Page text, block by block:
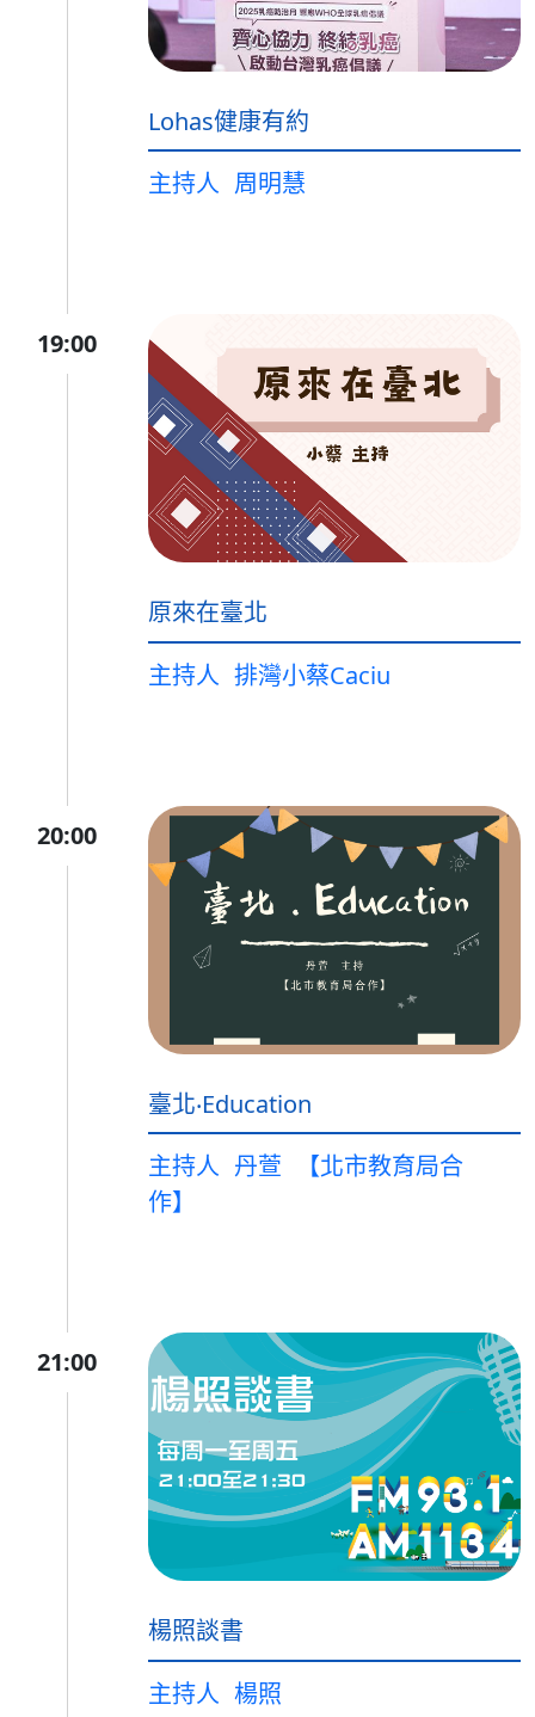
Lohas健康有約
主持人 周明慧
19:00
原來在臺北
主持人 排灣小蔡Caciu
20:00
臺北‧Education
主持人 丹萱
【北市教育局合
作】
21:00
楊照談書
主持人 楊照